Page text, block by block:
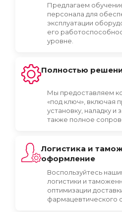
Предлагаем
персонала для
эксплуатации
его
уровне.
Полностью
Мы предоставляем
«под ключ», включая
установку, наладку и
также полное
Логистика и
оформление
Воспользуйтесь
логистики и
оптимизации
фармацевтического